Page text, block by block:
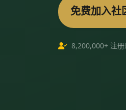
免费加入社
8,200,000+ 注册